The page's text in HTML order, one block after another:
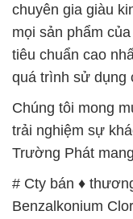
chuyên gia giàu
mọi sản phẩm
tiêu chuẩn cao
quá trình sử dụng
Chúng tôi mong
trải nghiệm sự
Trường Phát
# Cty bán ♦
Benzalkonium